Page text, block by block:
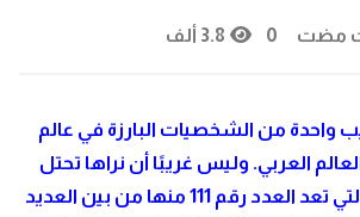
0 3.8 ألف
واحدة من الشخصيات البارزة في عالم
العربي. وليس غريبًا أن نراها تحتل
غلاف مجلة إيليت، التي تعد العدد رقم 111 منها من بين العديد